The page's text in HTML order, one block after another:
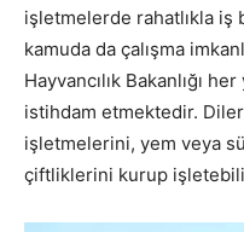
işletmelerde rahatlıkla
kamuda da çalışma
Hayvancılık Bakanlığı
istihdam etmektedir.
işletmelerini, yem veya
çiftliklerini kurup